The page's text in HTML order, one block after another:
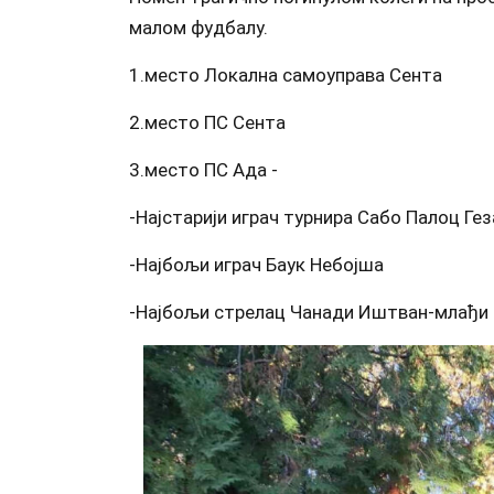
малом фудбалу.
1.место Локална самоуправа Сента
2.место ПС Сента
3.место ПС Ада -
-Најстарији играч турнира Сабо Палоц
-Најбољи играч Баук Небојша
-Најбољи стрелац Чанади Иштван-млађи